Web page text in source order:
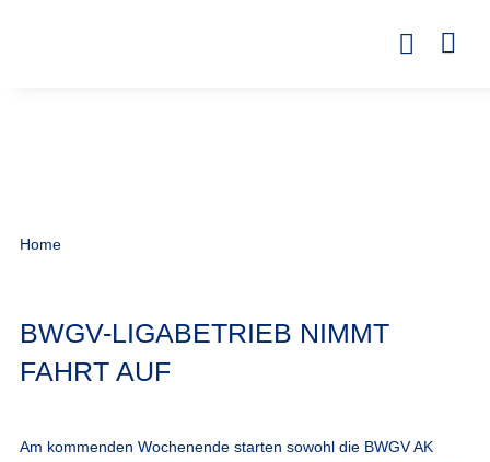
Home
BWGV-LIGABETRIEB NIMMT
FAHRT AUF
Am kommenden Wochenende starten sowohl die BWGV AK